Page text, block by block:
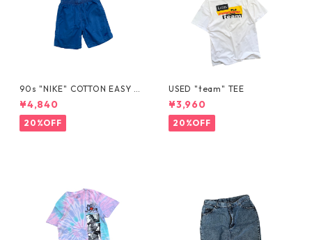
90s "NIKE" COTTON EASY S
HORTS
¥4,840
20%OFF
USED "team" TEE
¥3,960
20%OFF